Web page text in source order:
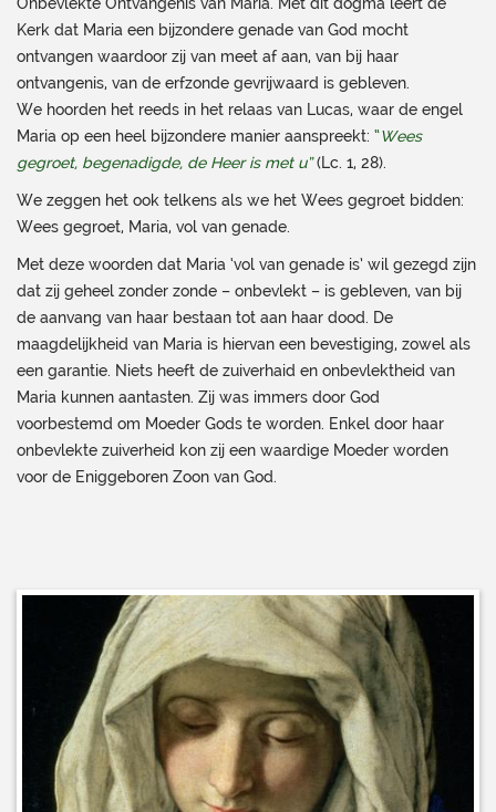
Kerk dat Maria een bijzondere genade van God mocht
ontvangen waardoor zij van meet af aan, van bij haar
ontvangenis, van de erfzonde gevrijwaard is gebleven.
We hoorden het reeds in het relaas van Lucas, waar de engel
Maria op een heel bijzondere manier aanspreekt: “Wees
gegroet, begenadigde, de Heer is met u”(Lc. 1, 28).
We zeggen het ook telkens als we het Wees gegroet bidden:
Wees gegroet, Maria, vol van genade.
Met deze woorden dat Maria ‘vol van genade is’ wil gezegd zijn
dat zij geheel zonder zonde – onbevlekt – is gebleven, van bij
de aanvang van haar bestaan tot aan haar dood. De
maagdelijkheid van Maria is hiervan een bevestiging, zowel als
een garantie. Niets heeft de zuiverhaid en onbevlektheid van
Maria kunnen aantasten. Zij was immers door God
voorbestemd om Moeder Gods te worden. Enkel door haar
onbevlekte zuiverheid kon zij een waardige Moeder worden
voor de Eniggeboren Zoon van God.